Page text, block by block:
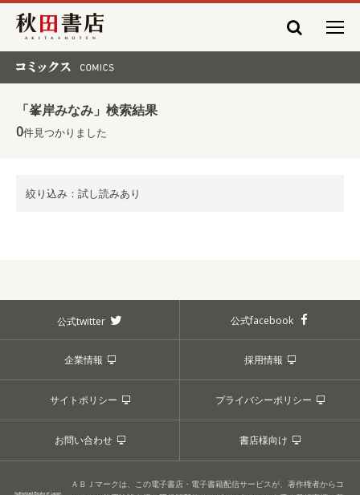
秋田書店
「峯岸みなみ」検索結果
0件見つかりました
絞り込み：試し読みあり
公式twitter 公式facebook
企業情報 採用情報
サイトポリシー プライバシーポリシー
お問い合わせ 書店様向け
ＡＢＪマークは、この電子書店・電子書籍配信サービスが、著作権者からコ